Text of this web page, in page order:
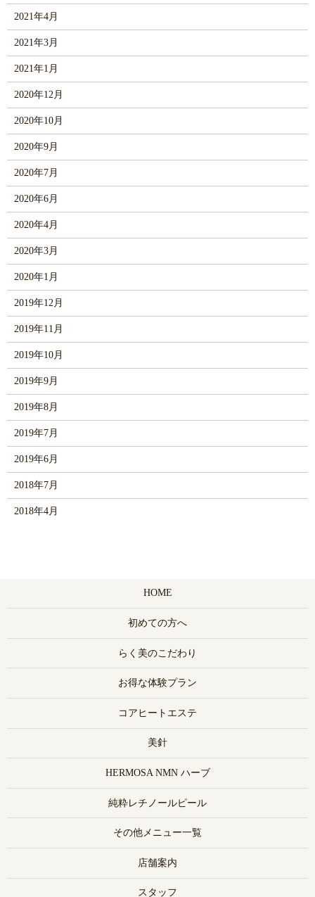
2021年4月
2021年3月
2021年1月
2020年12月
2020年10月
2020年9月
2020年7月
2020年6月
2020年4月
2020年3月
2020年1月
2019年12月
2019年11月
2019年10月
2019年9月
2019年8月
2019年7月
2019年6月
2018年7月
2018年4月
HOME
初めての方へ
らく美のこだわり
お得な体験プラン
コアヒートエステ
美針
HERMOSA NMN ハーブ
純粋レチノールピール
その他メニュー一覧
店舗案内
スタッフ